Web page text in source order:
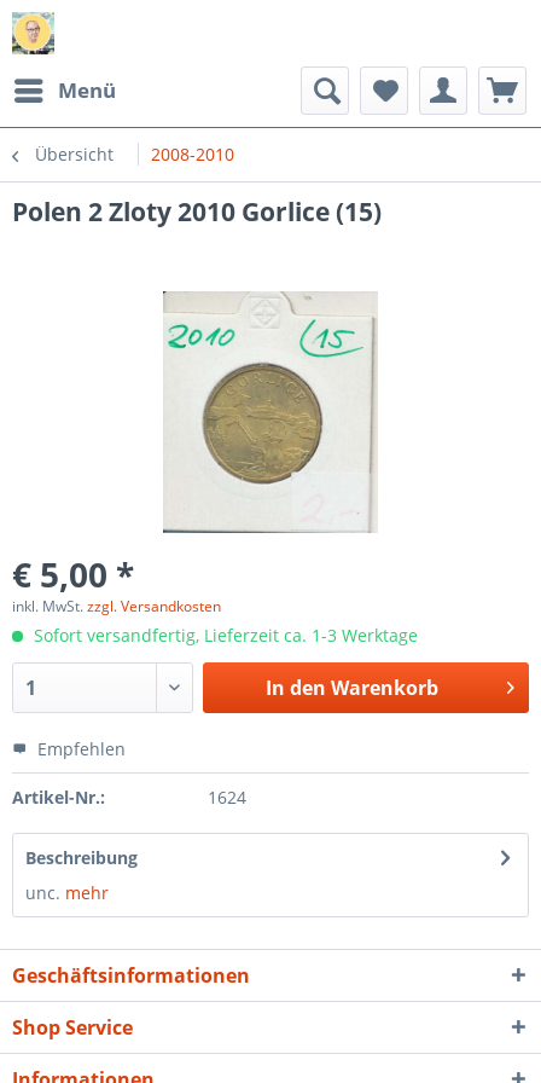
Menü
Übersicht 2008-2010
Polen 2 Zloty 2010 Gorlice (15)
€ 5,00 *
inkl. MwSt.zzgl. Versandkosten
Sofort versandfertig, Lieferzeit ca. 1-3 Werktage
In den Warenkorb
Empfehlen
Artikel-Nr.: 1624
Beschreibung
unc. mehr
Geschäftsinformationen
Shop Service